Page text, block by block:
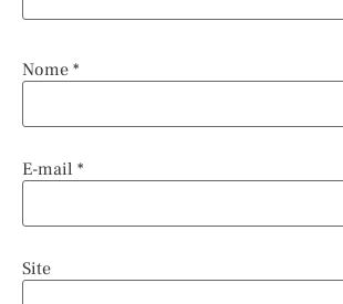
Nome *
E-mail *
Site